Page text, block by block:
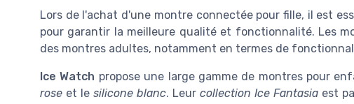
Lors de l'achat d'une montre connectée pour fille, il est
pour garantir la meilleure qualité et fonctionnalité. Les
des montres adultes, notamment en termes de
Ice Watch propose une large gamme de montres pour
rose et le silicone blanc. Leur collection Ice Fantasia est